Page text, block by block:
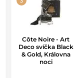
Côte Noire - Art
Deco svíčka Black
& Gold, Královna
noci